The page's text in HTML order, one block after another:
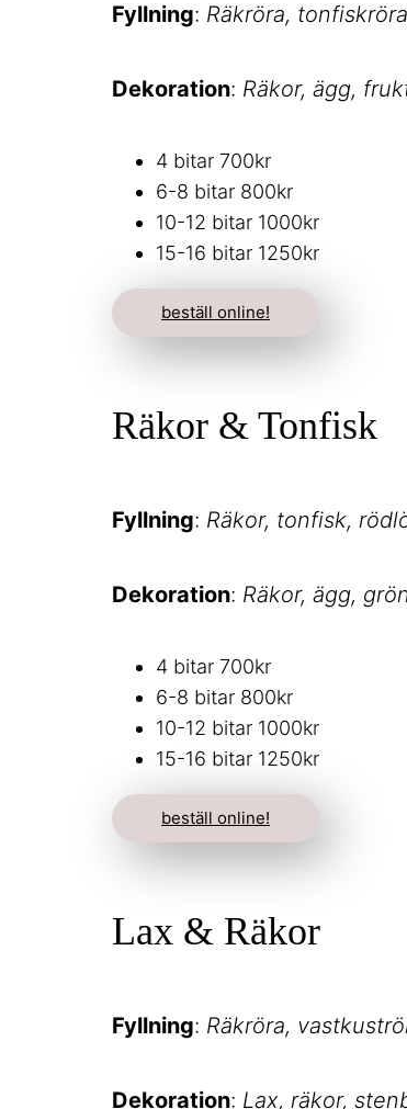
Fyllning: Räkröra,
Dekoration: Räkor, ägg,
4 bitar 700kr
6-8 bitar 800kr
10-12 bitar 1000kr
15-16 bitar 1250kr
beställ online!
Räkor & Tonfisk
Fyllning: Räkor, tonfisk,
Dekoration: Räkor, ägg,
4 bitar 700kr
6-8 bitar 800kr
10-12 bitar 1000kr
15-16 bitar 1250kr
beställ online!
Lax & Räkor
Fyllning: Räkröra,
Dekoration: Lax, räkor,